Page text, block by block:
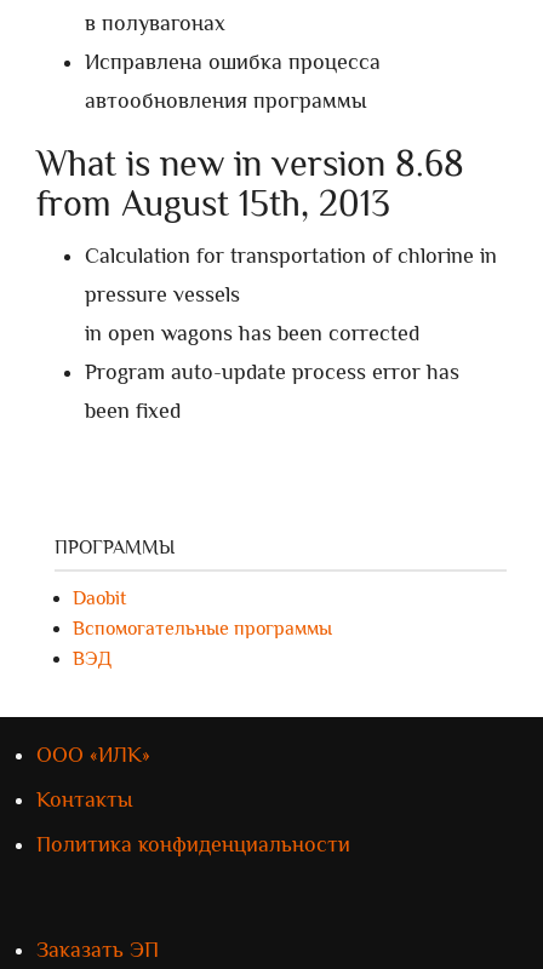
в полувагонах
Исправлена ошибка процесса
автообновления программы
What is new in version 8.68
from August 15th, 2013
Calculation for transportation of chlorine in
pressure vessels
in open wagons has been corrected
Program auto-update process error has
been fixed
ПРОГРАММЫ
Daobit
Вспомогательные программы
ВЭД
ООО «ИЛК»
Контакты
Политика конфиденциальности
Заказать ЭП